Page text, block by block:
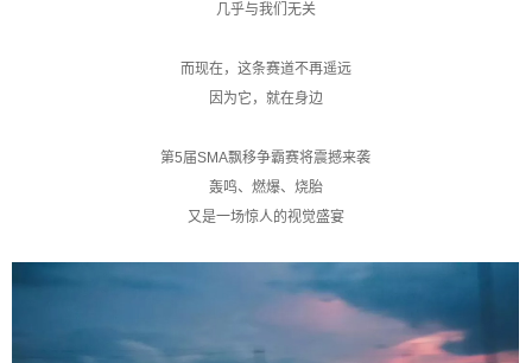
几乎与我们无关
而现在，这条赛道不再遥远
因为它，就在身边
第5届SMA飘移争霸赛将震撼来袭
轰鸣、燃爆、烧胎
又是一场惊人的视觉盛宴